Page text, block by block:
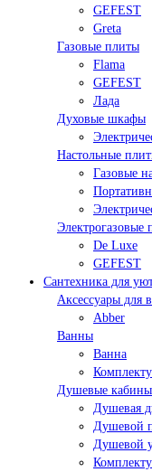
GEFEST
Greta
Газовые плиты
Flama
GEFEST
Лада
Духовые шкафы
Настольные
Газовые
Электрогазовые
De Luxe
GEFEST
Сантехника для
Аксессуары для
Abber
Ванны
Ванна
Душевые
Душевая
Душевой
Душевой